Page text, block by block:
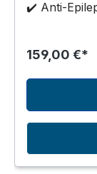
✔️ Anti-
159,00 €*